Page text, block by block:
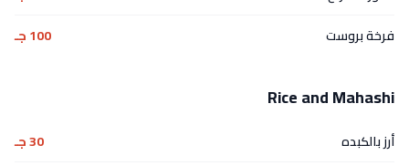
فرخة بروست
100 جـ
Rice and Mahashi
أرز بالكبده
30 جـ